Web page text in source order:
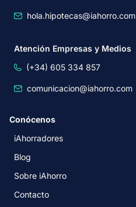
hola.hipotecas@iahorro.com
Atención Empresas y Medios
(+34) 605 334 857
comunicacion@iahorro.com
Conócenos
iAhorradores
Blog
Sobre iAhorro
Contacto